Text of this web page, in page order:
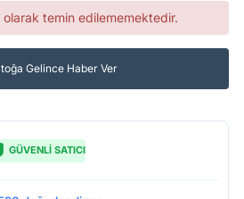
temin edilememektedir.
Gelince Haber Ver
GÜVENLİ SATICI